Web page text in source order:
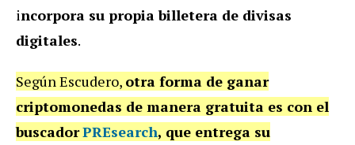
incorpora su propia billetera de divisas
digitales.
Según Escudero, otra forma de ganar
criptomonedas de manera gratuita es con el
buscadorPREsearch, que entrega su